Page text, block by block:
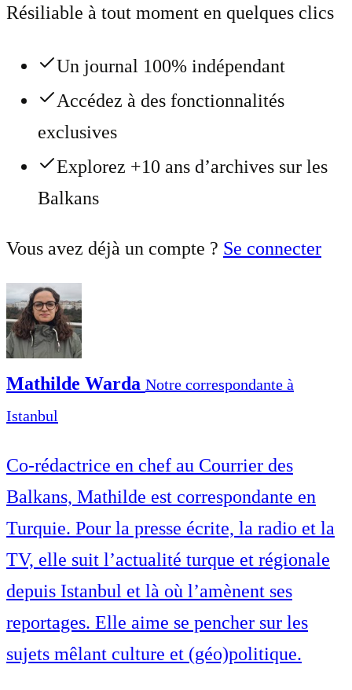
Résiliable à tout moment en quelques clics
Un journal 100% indépendant
Accédez à des fonctionnalités
exclusives
Explorez +10 ans d’archives sur les
Balkans
Vous avez déjà un compte ? Se connecter
Mathilde Warda Notre correspondante à
Istanbul
Co-rédactrice en chef au Courrier des
Balkans, Mathilde est correspondante en
Turquie. Pour la presse écrite, la radio et la
TV, elle suit l’actualité turque et régionale
depuis Istanbul et là où l’amènent ses
reportages. Elle aime se pencher sur les
sujets mêlant culture et (géo)politique.